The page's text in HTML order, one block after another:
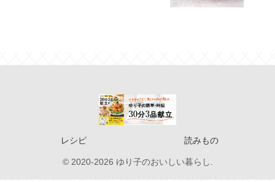
レシピ 読みもの
© 2020-2026 ゆり子のおいしい暮らし.